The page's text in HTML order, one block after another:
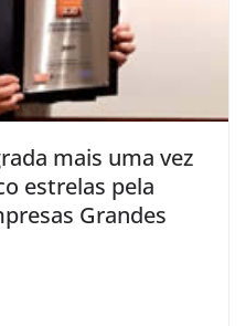
mais uma vez
estrelas pela
Grandes